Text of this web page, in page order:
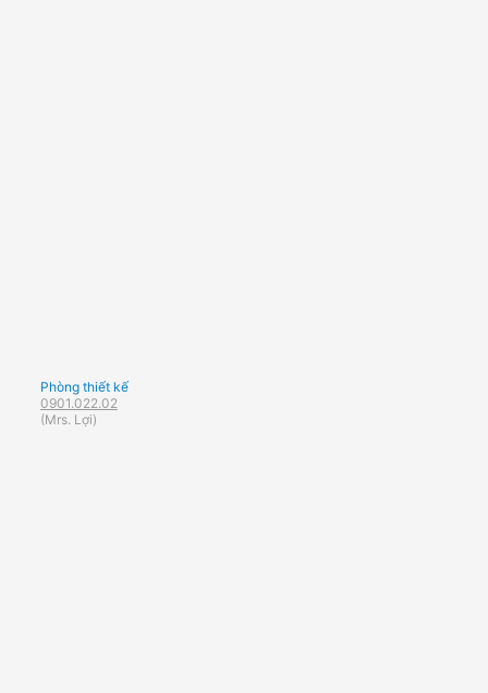
Phòng thiết kế
0901.022.02
(Mrs. Lợi)